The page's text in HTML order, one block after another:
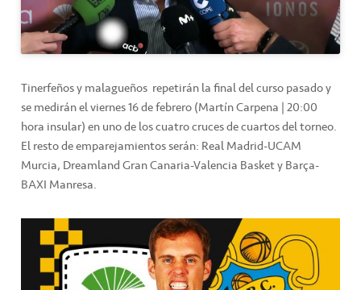
Tinerfeños y malagueños repetirán la final del curso pasado y
se medirán el viernes 16 de febrero (Martín Carpena | 20:00
hora insular) en uno de los cuatro cruces de cuartos del torneo.
El resto de emparejamientos serán: Real Madrid-UCAM
Murcia, Dreamland Gran Canaria-Valencia Basket y Barça-
BAXI Manresa.